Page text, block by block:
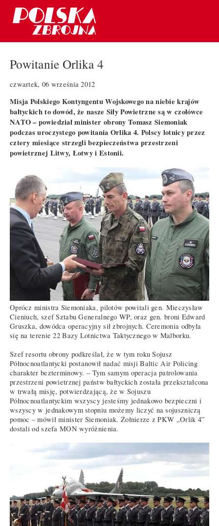
Powitanie Orlika 4
czwartek, 06 września 2012
Misja Polskiego Kontyngentu Wojskowego na niebie krajów
bałtyckich to dowód, że nasze Siły Powietrzne są w czołówce
NATO – powiedział minister obrony Tomasz Siemoniak
podczas uroczystego powitania Orlika 4. Polscy lotnicy przez
cztery miesiące strzegli bezpieczeństwa przestrzeni
powietrznej Litwy, Łotwy i Estonii.
Oprócz ministra Siemoniaka, pilotów powitali gen. Mieczysław
Cieniuch, szef Sztabu Generalnego WP, oraz gen. broni Edward
Gruszka, dowódca operacyjny sił zbrojnych. Ceremonia odbyła
się na terenie 22 Bazy Lotnictwa Taktycznego w Malborku.
Szef resortu obrony podkreślał, że w tym roku Sojusz
Północnoatlantycki postanowił nadać misji Baltic Air Policing
charakter bezterminowy. – Tym samym operacja patrolowania
przestrzeni powietrznej państw bałtyckich została przekształcona
w trwałą misję, potwierdzającą, że w Sojuszu
Północnoatlantyckim wszyscy jesteśmy jednakowo bezpieczni i
wszyscy w jednakowym stopniu możemy liczyć na sojuszniczą
pomoc – mówił minister Siemoniak. Żołnierze z PKW „Orlik 4”
dostali od szefa MON wyróżnienia.